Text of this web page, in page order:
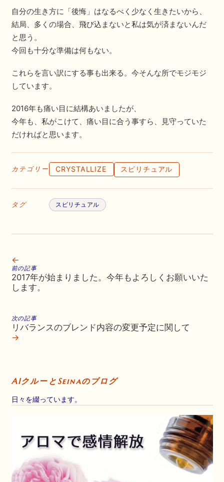
自分の生き方に「後悔」はなるべく少なく生きたいから、
結局、多くの場合、飛び込まないと私は気が済まないんだ
と思う。
今回も十分な準備は何もない。
これらを言い訳にする事も出来る。今そんな所でモジモジ
しています。
2016年も痛い目に結構あいましたが、
今年も、私がこけて、痛い目に合う事すら、見守っていた
だければと思います。
カテゴリー CRYSTALLIZE スピリチュアル
タグ スピリチュアル
←
前の記事
2017年が始まりました。今年もよろしくお願いいた
します。
次の記事
リバランスのブレンド内容の変更予定に関して
→
AIクルーとSeinaのブログ
日々を綴っています。